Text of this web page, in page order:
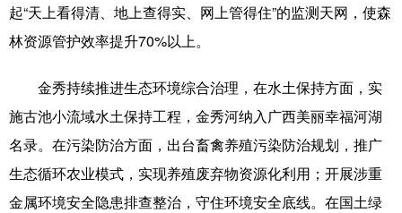
Русский язык 日本語 한국어
起“天上看得清、地上查得实、网上管得住”的监测天网，使森
林资源管护效率提升70%以上。
金秀持续推进生态环境综合治理，在水土保持方面，实
施古池小流域水土保持工程，金秀河纳入广西美丽幸福河湖
名录。在污染防治方面，出台畜禽养殖污染防治规划，推广
生态循环农业模式，实现养殖废弃物资源化利用；开展涉重
金属环境安全隐患排查整治，守住环境安全底线。在国土绿